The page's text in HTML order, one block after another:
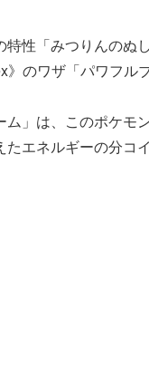
特性「みつりんの
》のワザ「パワフル
ム」は、このポケ
たエネルギーの分コ